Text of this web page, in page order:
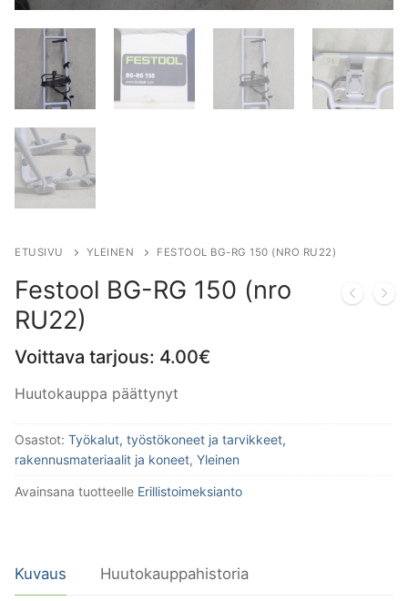
ETUSIVU YLEINEN FESTOOL BG-RG 150 (NRO RU22)
Festool BG-RG 150 (nro
RU22)
Voittava tarjous: 4.00€
Huutokauppa päättynyt
Osastot: Työkalut, työstökoneet ja tarvikkeet,
rakennusmateriaalit ja koneet, Yleinen
Avainsana tuotteelle Erillistoimeksianto
Kuvaus Huutokauppahistoria